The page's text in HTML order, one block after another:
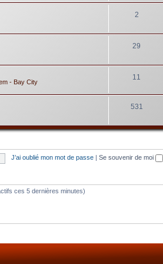
2
29
- Bay City
11
531
J’ai oublié mon mot de passe Se souvenir de moi
ces 5 dernières minutes)